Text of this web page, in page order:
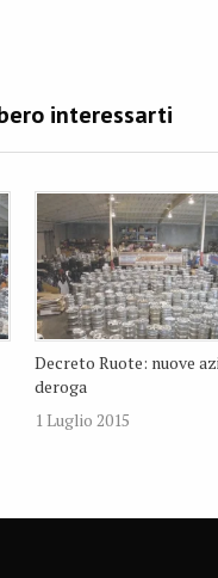
Decreto Ruote: nuove
deroga
1 Luglio 2015